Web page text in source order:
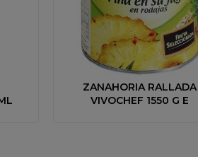
ZANAHORIA RALLADA
VIVOCHEF 1550 G E